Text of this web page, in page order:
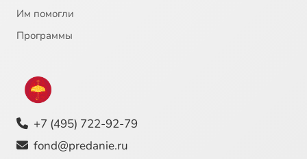
Им помогли
Программы
+7 (495) 722-92-79
fond@predanie.ru